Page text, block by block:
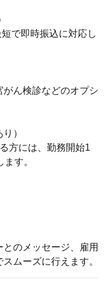
で即時振込に対応し
ん検診などのオプシ
）
方には、勤務開始1
す。
のメッセージ、雇用
ムーズに行えます。